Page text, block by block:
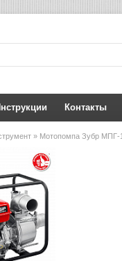
Контакты
» Мотопомпа Зубр МПГ-